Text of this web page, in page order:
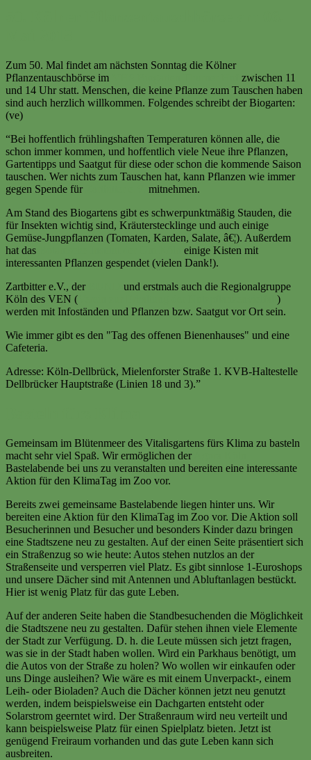
Zum 50. Mal findet am nächsten Sonntag die Kölner
Pflanzentauschbörse im
zwischen 11
und 14 Uhr statt. Menschen, die keine Pflanze zum Tauschen haben
sind auch herzlich willkommen. Folgendes schreibt der Biogarten:
(ve)
“Bei hoffentlich frühlingshaften Temperaturen können alle, die
schon immer kommen, und hoffentlich viele Neue ihre Pflanzen,
Gartentipps und Saatgut für diese oder schon die kommende Saison
tauschen. Wer nichts zum Tauschen hat, kann Pflanzen wie immer
gegen Spende für
mitnehmen.
Am Stand des Biogartens gibt es schwerpunktmäßig Stauden, die
für Insekten wichtig sind, Kräuterstecklinge und auch einige
Gemüse-Jungpflanzen (Tomaten, Karden, Salate, â€¦). Außerdem
hat das
einige Kisten mit
interessanten Pflanzen gespendet (vielen Dank!).
Zartbitter e.V., der
und erstmals auch die Regionalgruppe
Köln des VEN (
)
werden mit Infoständen und Pflanzen bzw. Saatgut vor Ort sein.
Wie immer gibt es den "Tag des offenen Bienenhauses" und eine
Cafeteria.
Adresse: Köln-Dellbrück, Mielenforster Straße 1. KVB-Haltestelle
Dellbrücker Hauptstraße (Linien 18 und 3).”
Gemeinsam im Blütenmeer des Vitalisgartens fürs Klima zu basteln
macht sehr viel Spaß. Wir ermöglichen der
Bastelabende bei uns zu veranstalten und bereiten eine interessante
Aktion für den KlimaTag im Zoo vor.
Bereits zwei gemeinsame Bastelabende liegen hinter uns. Wir
bereiten eine Aktion für den KlimaTag im Zoo vor. Die Aktion soll
Besucherinnen und Besucher und besonders Kinder dazu bringen
eine Stadtszene neu zu gestalten. Auf der einen Seite präsentiert sich
ein Straßenzug so wie heute: Autos stehen nutzlos an der
Straßenseite und versperren viel Platz. Es gibt sinnlose 1-Euroshops
und unsere Dächer sind mit Antennen und Abluftanlagen bestückt.
Hier ist wenig Platz für das gute Leben.
Auf der anderen Seite haben die Standbesuchenden die Möglichkeit
die Stadtszene neu zu gestalten. Dafür stehen ihnen viele Elemente
der Stadt zur Verfügung. D. h. die Leute müssen sich jetzt fragen,
was sie in der Stadt haben wollen. Wird ein Parkhaus benötigt, um
die Autos von der Straße zu holen? Wo wollen wir einkaufen oder
uns Dinge ausleihen? Wie wäre es mit einem Unverpackt-, einem
Leih- oder Bioladen? Auch die Dächer können jetzt neu genutzt
werden, indem beispielsweise ein Dachgarten entsteht oder
Solarstrom geerntet wird. Der Straßenraum wird neu verteilt und
kann beispielsweise Platz für einen Spielplatz bieten. Jetzt ist
genügend Freiraum vorhanden und das gute Leben kann sich
ausbreiten.